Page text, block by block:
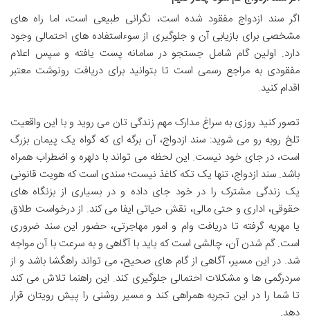
اگر سند ازدواج مفقود شده است، نگرانی طبیعی است، اما راه های
مشخصی برای بازیابی آن و جلوگیری از سوءاستفاده های احتمالی وجود
دارد. اولین گام شامل جستجو در سامانه پست یافته و سپس اعلام
مفقودی به مراجع رسمی است تا بتوانید برای دریافت رونوشت معتبر
اقدام کنید.
تصور کنید روزی به سراغ مدارک مهم زندگی تان می روید و با این واقعیت
تلخ روبه رو می شوید: سند ازدواج، آن برگه ای که گواه یک پیمان بزرگ
است، در جای خود نیست. این لحظه می تواند با دلهره و اضطراب همراه
باشد. سند ازدواج، تنها یک تکه کاغذ نیست؛ سندی است که هویت قانونی
یک زندگی مشترک را در خود جای داده و در بسیاری از بزنگاه های
حقوقی، اداری و حتی مالی، نقش حیاتی ایفا می کند. از درخواست طلاق
یا مهریه گرفته تا دریافت وام و امور مهاجرتی، حضور این سند ضروری
است. گم شدن آن، چالشی است که باید با آگاهی و به سرعت با آن مواجه
شد. در این مسیر، آگاهی از گام های صحیح، می تواند راهگشا باشد و از
سردرگمی ها و مشکلات احتمالی جلوگیری کند. این راهنما تلاش می کند
تا شما را در این تجربه همراهی کند و مسیر روشنی را پیش رویتان قرار
دهد.